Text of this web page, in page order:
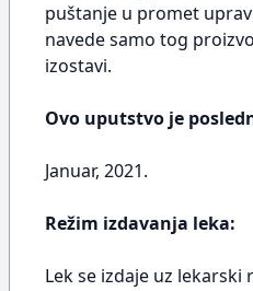
puštanje u promet
navede samo tog
izostavi.
Ovo uputstvo je
Januar, 2021.
Režim izdavanja leka:
Lek se izdaje uz lekarski